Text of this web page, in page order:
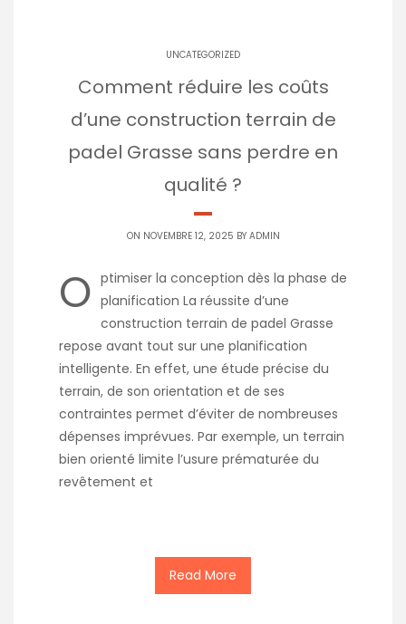
UNCATEGORIZED
Comment réduire les coûts
d’une construction terrain de
padel Grasse sans perdre en
qualité ?
ON NOVEMBRE 12, 2025 BY ADMIN
O ptimiser la conception dès la phase de
planification La réussite d’une
construction terrain de padel Grasse
repose avant tout sur une planification
intelligente. En effet, une étude précise du
terrain, de son orientation et de ses
contraintes permet d’éviter de nombreuses
dépenses imprévues. Par exemple, un terrain
bien orienté limite l’usure prématurée du
revêtement et
Read More